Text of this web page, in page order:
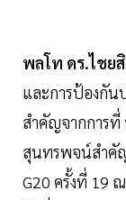
พลโท ดร.ไชย
และการป้องกัน
สำคัญจากการที่
สุนทรพจน์สำคั
G20 ครั้งที่ 19